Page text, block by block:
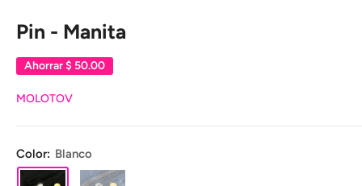
Pin - Manita
Ahorrar$ 50.00
MOLOTOV
Color: Blanco